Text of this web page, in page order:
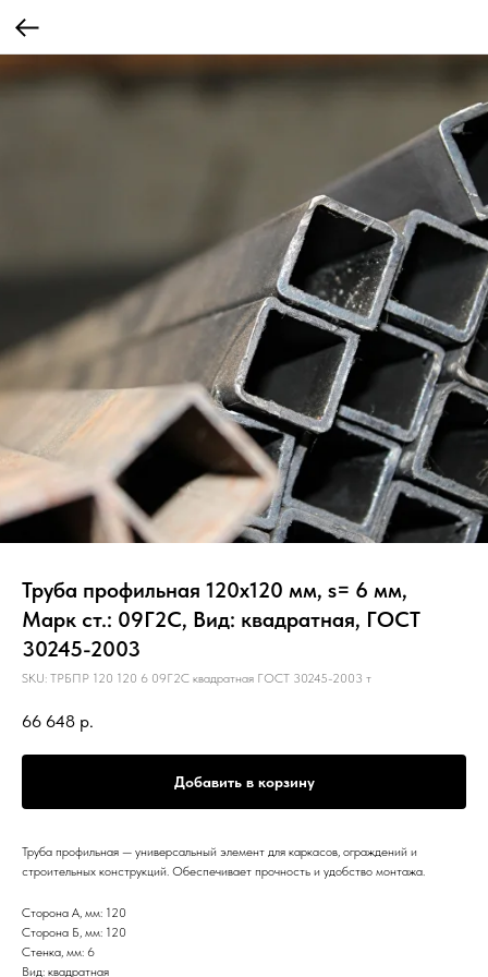
Труба профильная 120х120 мм, s= 6 мм,
Марк ст.: 09Г2С, Вид: квадратная, ГОСТ
30245-2003
SKU: ТРБПР 120 120 6 09Г2С квадратная ГОСТ 30245-2003 т
66 648 р.
Добавить в корзину
Труба профильная — универсальный элемент для каркасов, ограждений и
строительных конструкций. Обеспечивает прочность и удобство монтажа.
Сторона А, мм: 120
Сторона Б, мм: 120
Стенка, мм: 6
Вид: квадратная